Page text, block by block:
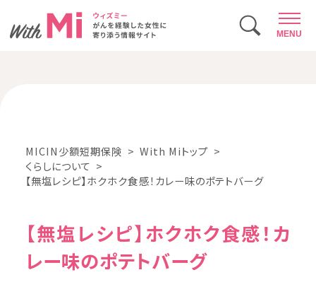
MENU
MICIN少額短期保険
With Miトップ
くらしについて
【無塩レシピ】ホクホク食感！カレー味のポテトバーグ
【無塩レシピ】ホクホク食感！カ
レー味のポテトバーグ